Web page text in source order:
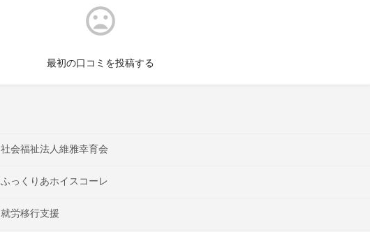
最初の口コミを投稿する
社会福祉法人維雅幸育会
ふっくりあホイスコーレ
就労移行支援